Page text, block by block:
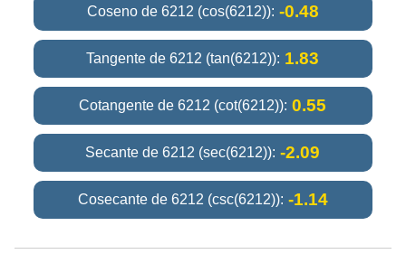
Coseno de 6212 (cos(6212)): -0.48
Tangente de 6212 (tan(6212)): 1.83
Cotangente de 6212 (cot(6212)): 0.55
Secante de 6212 (sec(6212)): -2.09
Cosecante de 6212 (csc(6212)): -1.14